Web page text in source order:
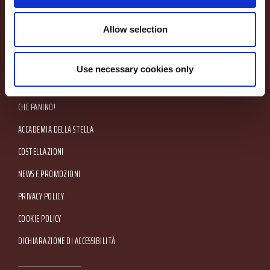
Allow selection
Use necessary cookies only
Tel. +39 045.80.97.511 - Fax +39 045.55.15.89
100 ANNI DI STORIA
RICETTE
CHE PANINO!
ACCADEMIA DELLA STELLA
COSTELLAZIONI
NEWS E PROMOZIONI
Footer Service Menu
PRIVACY POLICY
COOKIE POLICY
DICHIARAZIONE DI ACCESSIBILITÀ